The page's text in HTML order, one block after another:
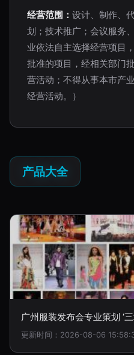
经营范围： 设计、制作、
划；技术推广；会议服务
业依法自主选择经营项目
批准的项目，经相关部门
营活动；不得从事本市产
经营活动。）
产品大全
广州服装发布会专业策划 ‘
更新时间：2026-08-06